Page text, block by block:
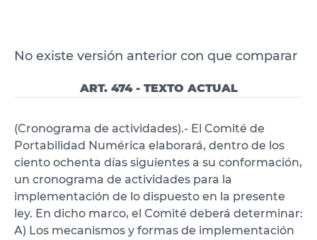
No existe versión anterior con que comparar
ART. 474 - TEXTO ACTUAL
(Cronograma de actividades).- El Comité de
Portabilidad Numérica elaborará, dentro de los
ciento ochenta días siguientes a su conformación,
un cronograma de actividades para la
implementación de lo dispuesto en la presente
ley. En dicho marco, el Comité deberá determinar:
A) Los mecanismos y formas de implementación